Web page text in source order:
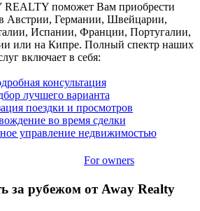
REALTY поможет Вам приобрести
Австрии, Германии, Швейцарии,
Испании, Франции, Португалии,
или на Кипре. Полный спектр наших
включает в себя:
консультация
лучшего варианта
поездки и просмотров
во время сделки
управление недвижимостью
For owners
за рубежом от Away Realty